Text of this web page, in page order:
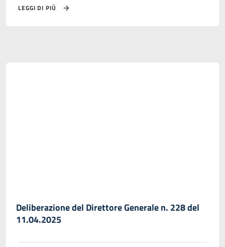
LEGGI DI PIÙ
Deliberazione del Direttore Generale n. 228 del
11.04.2025